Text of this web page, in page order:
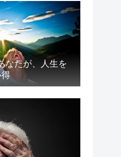
なたが、人生を